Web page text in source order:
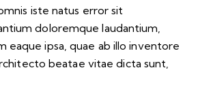
iste natus error sit
doloremque laudantium,
eaque ipsa, quae ab illo inventore
beatae vitae dicta sunt,